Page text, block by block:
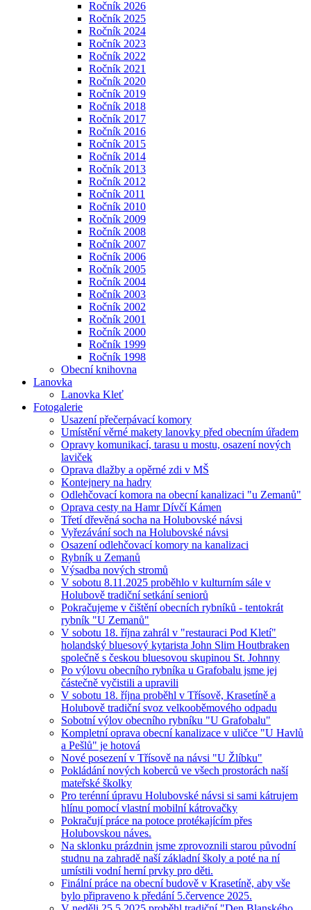
Ročník 2026
Ročník 2025
Ročník 2024
Ročník 2023
Ročník 2022
Ročník 2021
Ročník 2020
Ročník 2019
Ročník 2018
Ročník 2017
Ročník 2016
Ročník 2015
Ročník 2014
Ročník 2013
Ročník 2012
Ročník 2011
Ročník 2010
Ročník 2009
Ročník 2008
Ročník 2007
Ročník 2006
Ročník 2005
Ročník 2004
Ročník 2003
Ročník 2002
Ročník 2001
Ročník 2000
Ročník 1999
Ročník 1998
Obecní knihovna
Lanovka
Lanovka Kleť
Fotogalerie
Usazení přečerpávací komory
Umístění věrné makety lanovky před obecním úřadem
Opravy komunikací, tarasu u mostu, osazení nových
laviček
Oprava dlažby a opěrné zdi v MŠ
Kontejnery na hadry
Odlehčovací komora na obecní kanalizaci "u Zemanů"
Oprava cesty na Hamr Dívčí Kámen
Třetí dřevěná socha na Holubovské návsi
Vyřezávání soch na Holubovské návsi
Osazení odlehčovací komory na kanalizaci
Rybník u Zemanů
Výsadba nových stromů
V sobotu 8.11.2025 proběhlo v kulturním sále v
Holubově tradiční setkání seniorů
Pokračujeme v čištění obecních rybníků - tentokrát
rybník "U Zemanů"
V sobotu 18. října zahrál v "restauraci Pod Kletí"
holandský bluesový kytarista John Slim Houtbraken
společně s českou bluesovou skupinou St. Johnny
Po výlovu obecního rybníka u Grafobalu jsme jej
částečně vyčistili a upravili
V sobotu 18. října proběhl v Třísově, Krasetíně a
Holubově tradiční svoz velkooběmového odpadu
Sobotní výlov obecního rybníku "U Grafobalu"
Kompletní oprava obecní kanalizace v uličce "U Havlů
a Pešlů" je hotová
Nové posezení v Třísově na návsi "U Žlíbku"
Pokládání nových koberců ve všech prostorách naší
mateřské školky
Pro terénní úpravu Holubovské návsi si sami kátrujem
hlínu pomocí vlastní mobilní kátrovačky
Pokračují práce na potoce protékajícím přes
Holubovskou náves.
Na sklonku prázdnin jsme zprovoznili starou původní
studnu na zahradě naší základní školy a poté na ní
umístili vodní herní prvky pro děti.
Finální práce na obecní budově v Krasetíně, aby vše
bylo připraveno k předání 5.července 2025.